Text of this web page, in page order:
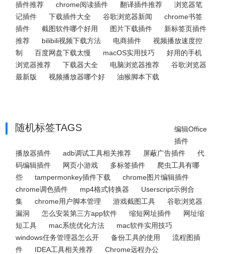
插件推荐
chrome阅读插件 翻译插件推荐
浏览器笔
记插件
下载插件大全 谷歌浏览器新闻
chrome书签
插件
截图软件哪个好用 图片下载插件
新标签页插件
推荐
bilibili视频下载方法 电商插件
视频播放速度控
制
百度网盘下载太慢 macOS实用技巧
好用的手机
浏览器推荐
下载器大全 电脑浏览器推荐
谷歌浏览器
最新版
视频播放器哪个好 油猴脚本下载
随机标签TAGS
编辑Office
插件
播放器插件
adb调试工具相关推荐 屏蔽广告插件
代
码编辑插件
网页小游戏 多标签插件
爬虫工具有哪
些
tampermonkey插件下载
chrome图片编辑插件
chrome调色插件
mp4格式转换器
Userscript示例合
集
chrome用户脚本管理 游戏截图工具
谷歌浏览器
漏洞
怎么安装第三方app软件 缩短网址插件
网址缩
短工具
mac系统优化方法
mac软件实用技巧
windows任务管理器怎么开
备份工具的使用
流程图插
件
IDEA工具相关推荐 Chrome远程办公